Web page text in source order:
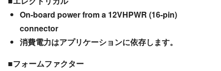
On-board power from a 12VHPWR (16-pin)
connector
消費電力はアプリケーションに依存します。
■フォームファクター